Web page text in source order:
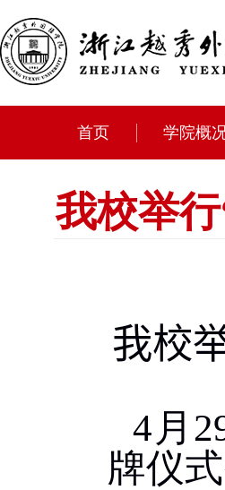
首页 学院概
我校举
我校
4 月
牌仪式